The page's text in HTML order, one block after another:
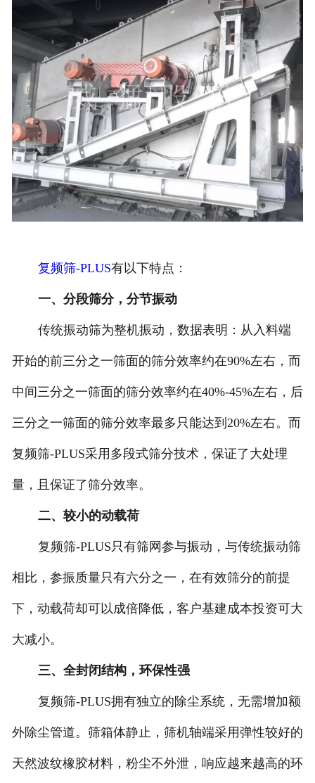
复频筛-PLUS有以下特点：
一、分段筛分，分节振动
传统振动筛为整机振动，数据表明：从入料端
开始的前三分之一筛面的筛分效率约在90%左右，而
中间三分之一筛面的筛分效率约在40%-45%左右，后
三分之一筛面的筛分效率最多只能达到20%左右。而
复频筛-PLUS采用多段式筛分技术，保证了大处理
量，且保证了筛分效率。
二、较小的动载荷
复频筛-PLUS只有筛网参与振动，与传统振动筛
相比，参振质量只有六分之一，在有效筛分的前提
下，动载荷却可以成倍降低，客户基建成本投资可大
大减小。
三、全封闭结构，环保性强
复频筛-PLUS拥有独立的除尘系统，无需增加额
外除尘管道。筛箱体静止，筛机轴端采用弹性较好的
天然波纹橡胶材料，粉尘不外泄，响应越来越高的环